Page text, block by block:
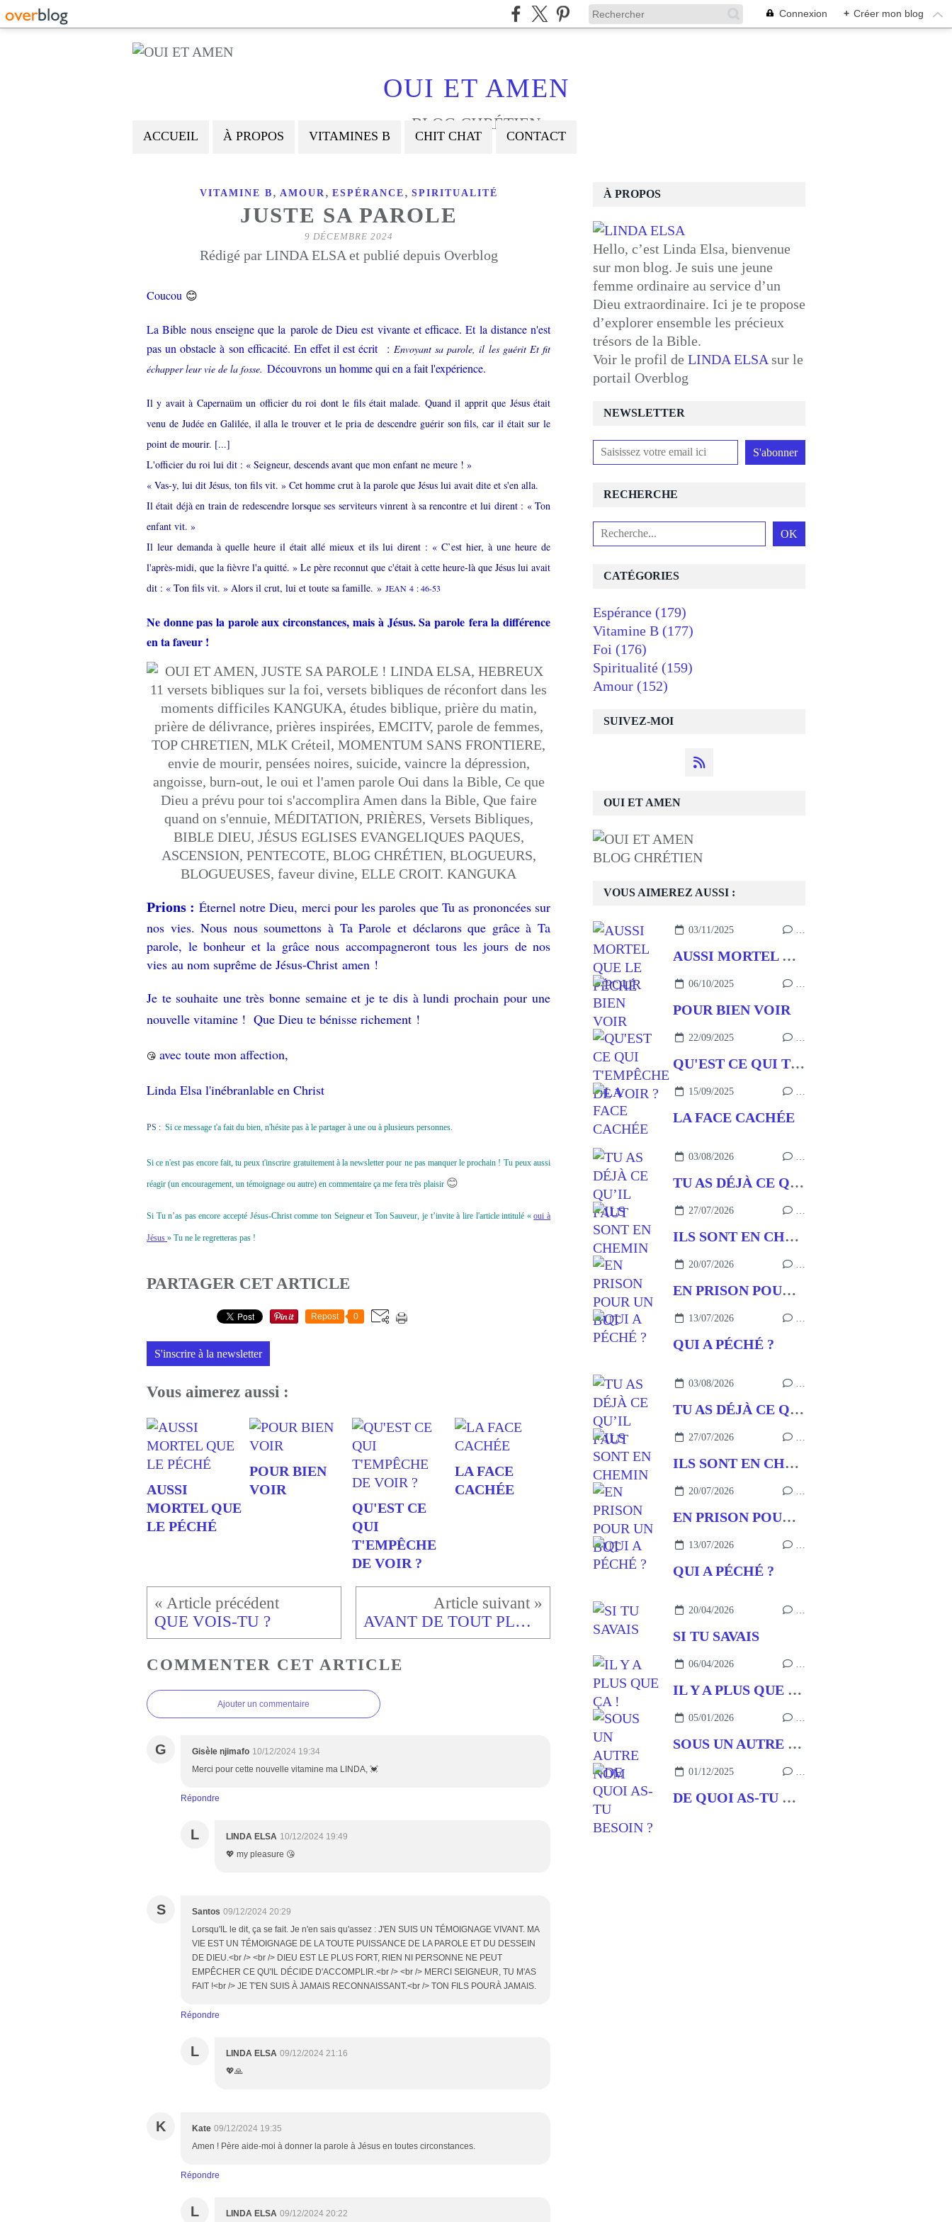
Connexion + Créer mon blog
OUI ET AMEN
BLOG CHRÉTIEN
ACCUEIL À PROPOS VITAMINES B CHIT CHAT CONTACT
VITAMINE B , AMOUR, ESPÉRANCE , SPIRITUALITÉ
JUSTE SA PAROLE
9 DÉCEMBRE 2024
Rédigé par LINDA ELSA et publié depuis Overblog
Coucou 😊
La Bible nous enseigne que la parole de Dieu est vivante et efficace. Et la distance n'est
pas un obstacle à son efficacité. En effet il est écrit : Envoyant sa parole, il les guérit Et fit
échapper leur vie de la fosse. Découvrons un homme qui en a fait l'expérience.
Il y avait à Capernaüm un officier du roi dont le fils était malade. Quand il apprit que Jésus était
venu de Judée en Galilée, il alla le trouver et le pria de descendre guérir son fils, car il était sur le
point de mourir. [...]
L'officier du roi lui dit : « Seigneur, descends avant que mon enfant ne meure ! »
« Vas-y, lui dit Jésus, ton fils vit. » Cet homme crut à la parole que Jésus lui avait dite et s'en alla.
Il était déjà en train de redescendre lorsque ses serviteurs vinrent à sa rencontre et lui dirent : « Ton
enfant vit. »
Il leur demanda à quelle heure il était allé mieux et ils lui dirent : « C’est hier, à une heure de
l'après-midi, que la fièvre l'a quitté. » Le père reconnut que c'était à cette heure-là que Jésus lui avait
dit : « Ton fils vit. » Alors il crut, lui et toute sa famille. » JEAN 4 : 46-53
Ne donne pas la parole aux circonstances, mais à Jésus. Sa parole fera la différence
en ta faveur !
Prions : Éternel notre Dieu, merci pour les paroles que Tu as prononcées sur
nos vies. Nous nous soumettons à Ta Parole et déclarons que grâce à Ta
parole, le bonheur et la grâce nous accompagneront tous les jours de nos
vies au nom suprême de Jésus-Christ amen !
Je te souhaite une très bonne semaine et je te dis à lundi prochain pour une
nouvelle vitamine ! Que Dieu te bénisse richement !
😘 avec toute mon affection,
Linda Elsa l'inébranlable en Christ
PS : Si ce message t'a fait du bien, n'hésite pas à le partager à une ou à plusieurs personnes.
Si ce n'est pas encore fait, tu peux t'inscrire gratuitement à la newsletter pour ne pas manquer le prochain ! Tu peux aussi
réagir (un encouragement, un témoignage ou autre) en commentaire ça me fera très plaisir 😊
Si Tu n’as pas encore accepté Jésus-Christ comme ton Seigneur et Ton Sauveur, je t’invite à lire l'article intitulé «oui à
Jésus » Tu ne le regretteras pas !
PARTAGER CET ARTICLE
Repost 0
S'inscrire à la newsletter
Vous aimerez aussi :
AUSSI
MORTEL QUE
LE PÉCHÉ
POUR BIEN
VOIR
QU'EST CE
QUI
T'EMPÊCHE
DE VOIR ?
LA FACE
CACHÉE
QUE VOIS-TU ? AVANT DE TOUT PLAQUER
COMMENTER CET ARTICLE
Ajouter un commentaire
G Gisèle njimafo 10/12/2024 19:34
Merci pour cette nouvelle vitamine ma LINDA, 💓
Répondre
L LINDA ELSA 10/12/2024 19:49
💖 my pleasure 😘
S Santos 09/12/2024 20:29
Lorsqu'IL le dit, ça se fait. Je n'en sais qu'assez : J'EN SUIS UN TÉMOIGNAGE VIVANT. MA
VIE EST UN TÉMOIGNAGE DE LA TOUTE PUISSANCE DE LA PAROLE ET DU DESSEIN
DE DIEU.<br /> <br /> DIEU EST LE PLUS FORT, RIEN NI PERSONNE NE PEUT
EMPÊCHER CE QU'IL DÉCIDE D'ACCOMPLIR.<br /> <br /> MERCI SEIGNEUR, TU M'AS
FAIT !<br /> JE T'EN SUIS À JAMAIS RECONNAISSANT.<br /> TON FILS POURÀ JAMAIS.
Répondre
L LINDA ELSA 09/12/2024 21:16
💖🙏
K Kate 09/12/2024 19:35
Amen ! Père aide-moi à donner la parole à Jésus en toutes circonstances.
Répondre
L LINDA ELSA 09/12/2024 20:22
NEWSLETTER
SUIVEZ-MOI
RECHERCHE
OUI ET AMEN
BLOG CHRÉTIEN
À PROPOS
Hello, c’est Linda Elsa, bienvenue
sur mon blog. Je suis une jeune
femme ordinaire au service d’un
Dieu extraordinaire. Ici je te propose
d’explorer ensemble les précieux
trésors de la Bible.
Voir le profil de LINDA ELSA sur le
portail Overblog
VOUS AIMEREZ AUSSI :
03/11/2025 …
AUSSI MORTEL QUE LE PÉCHÉ
06/10/2025 …
POUR BIEN VOIR
22/09/2025 …
QU'EST CE QUI T'EMPÊCHE DE VOIR ?
15/09/2025 …
LA FACE CACHÉE
03/08/2026 …
TU AS DÉJÀ CE QU’IL FAUT
27/07/2026 …
ILS SONT EN CHEMIN
20/07/2026 …
EN PRISON POUR UN BUT
13/07/2026 …
QUI A PÉCHÉ ?
03/08/2026 …
TU AS DÉJÀ CE QU’IL FAUT
27/07/2026 …
ILS SONT EN CHEMIN
20/07/2026 …
EN PRISON POUR UN BUT
13/07/2026 …
QUI A PÉCHÉ ?
20/04/2026 …
SI TU SAVAIS
06/04/2026 …
IL Y A PLUS QUE ÇA !
05/01/2026 …
SOUS UN AUTRE NOM
01/12/2025 …
DE QUOI AS-TU BESOIN ?
CATÉGORIES
Espérance (179)
Vitamine B (177)
Foi (176)
Spiritualité (159)
Amour (152)